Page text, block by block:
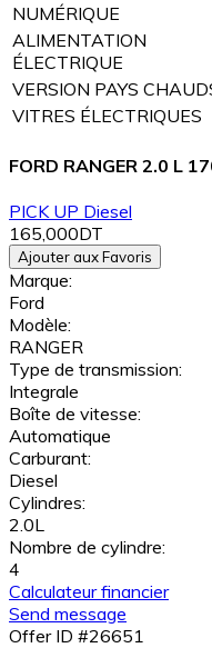
NUMÉRIQUE
ALIMENTATION
ÉLECTRIQUE
VERSION PAYS
VITRES ÉLECTRIQUES
FORD RANGER 2.0 L
PICK UP Diesel
165,000DT
Ajouter aux Favoris
Marque:
Ford
Modèle:
RANGER
Type de transmission:
Integrale
Boîte de vitesse:
Automatique
Carburant:
Diesel
Cylindres:
2.0L
Nombre de cylindre:
4
Calculateur financier
Send message
Offer ID #26651